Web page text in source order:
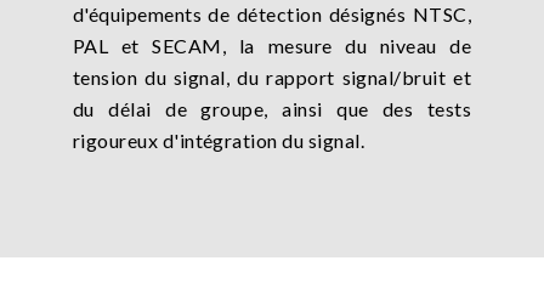
d'équipements de détection désignés NTSC,
PAL et SECAM, la mesure du niveau de
tension du signal, du rapport signal/bruit et
du délai de groupe, ainsi que des tests
rigoureux d'intégration du signal.